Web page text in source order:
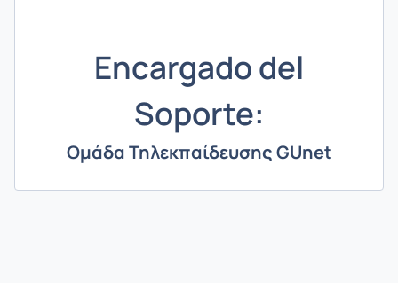
Encargado del
Soporte:
Ομάδα Τηλεκπαίδευσης GUnet